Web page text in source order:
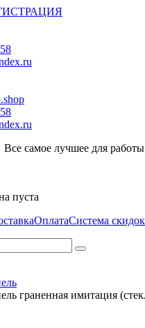
Все самое лучшее для
пуста
ОплатаСистема скидок
граненная имитация